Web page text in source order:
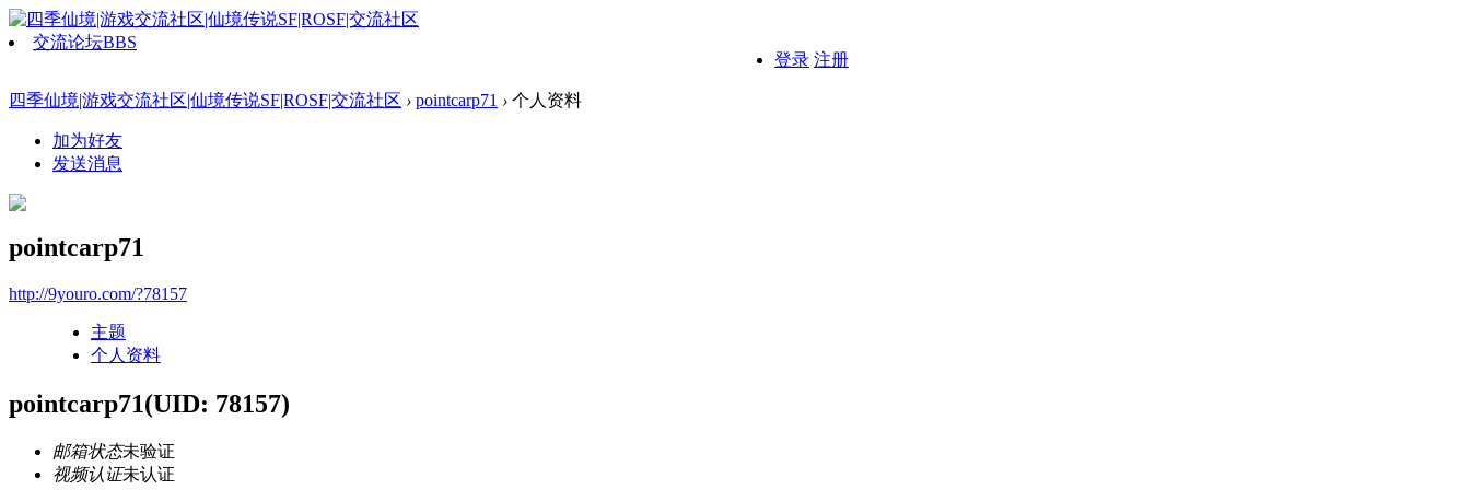
交流论坛BBS
登录 注册
四季仙境|游戏交流社区|仙境传说SF|ROSF|交流社区 › pointcarp71 › 个人资料
加为好友
发送消息
pointcarp71
http://9youro.com/?78157
主题
个人资料
pointcarp71(UID: 78157)
邮箱状态未验证
视频认证未认证